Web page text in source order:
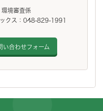
境審査係
クス：048-829-1991
い合わせフォーム